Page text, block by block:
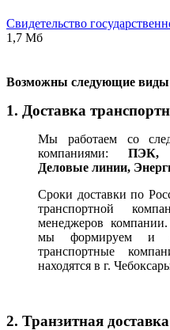
Свидетельство
1,7 Мб
Возможны следующие виды
1. Доставка
Мы работаем со
компаниями:ПЭК,
Деловые линии,
Сроки доставки по
транспортной
менеджеров
мы формируем и
транспортные
находятся в г.
2. Транзитная доставка